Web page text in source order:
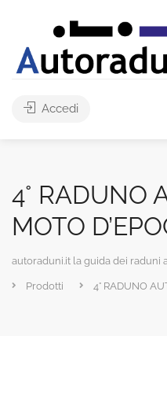
Accedi
4° RADUNO
MOTO
autoraduni.it la guida dei raduni
Prodotti 4° RADUNO